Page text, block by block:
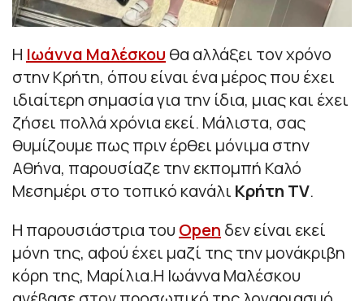
Η Ιωάννα Μαλέσκου θα αλλάξει τον χρόνο
στην Κρήτη, όπου είναι ένα μέρος που έχει
ιδιαίτερη σημασία για την ίδια, μιας και έχει
ζήσει πολλά χρόνια εκεί. Μάλιστα, σας
θυμίζουμε πως πριν έρθει μόνιμα στην
Αθήνα, παρουσίαζε την εκπομπή Καλό
Μεσημέρι στο τοπικό κανάλι Κρήτη TV.
Η παρουσιάστρια του Open δεν είναι εκεί
μόνη της, αφού έχει μαζί της την μονάκριβη
κόρη της, Μαρίλια.Η Ιωάννα Μαλέσκου